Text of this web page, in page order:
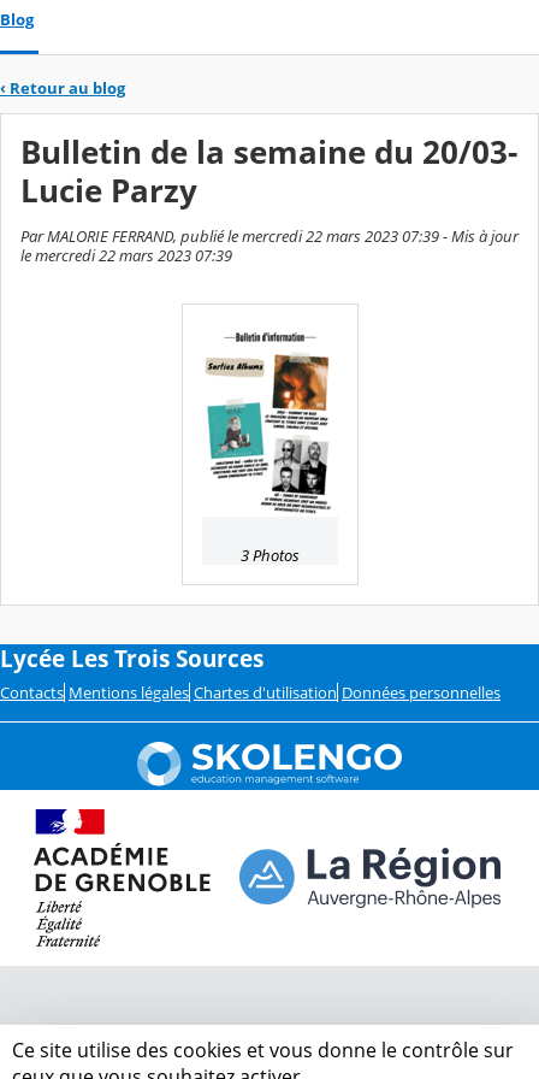
Blog
‹ Retour au blog
Bulletin de la semaine du 20/03-
Lucie Parzy
Par MALORIE FERRAND, publié le mercredi 22 mars 2023 07:39 - Mis à jour
le mercredi 22 mars 2023 07:39
3 Photos
Lycée Les Trois Sources
Contacts Mentions légales Chartes d'utilisation Données personnelles
Ce site utilise des cookies et vous donne le contrôle sur